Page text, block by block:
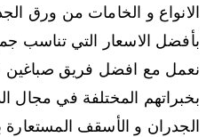
الانواع و الخامات من ورق
بأفضل الاسعار التي تناسب
نعمل مع افضل فريق صباغين
بخبراتهم المختلفة في مجال
الجدران و الأسقف المستعارة